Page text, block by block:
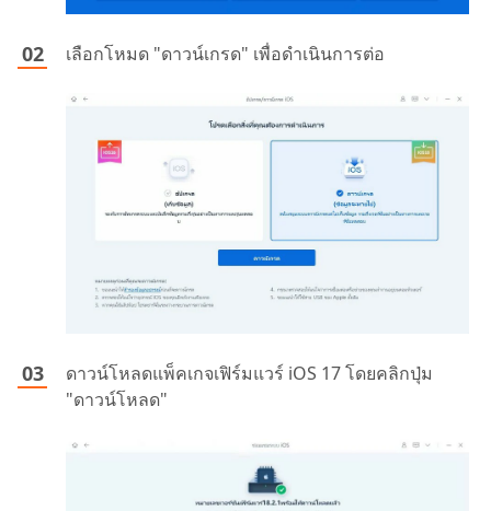
เลือกโหมด "ดาวน์เกรด" เพื่อดำเนินการต่อ
ดาวน์โหลดแพ็คเกจเฟิร์มแวร์ iOS 17 โดยคลิกปุ่ม
"ดาวน์โหลด"